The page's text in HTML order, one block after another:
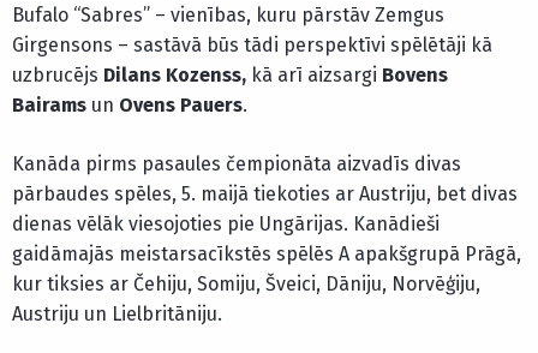
Bufalo “Sabres” – vienības, kuru pārstāv Zemgus
Girgensons – sastāvā būs tādi perspektīvi spēlētāji kā
uzbrucējs Dilans Kozenss, kā arī aizsargi Bovens
Bairams un Ovens Pauers.
Kanāda pirms pasaules čempionāta aizvadīs divas
pārbaudes spēles, 5. maijā tiekoties ar Austriju, bet divas
dienas vēlāk viesojoties pie Ungārijas. Kanādieši
gaidāmajās meistarsacīkstēs spēlēs A apakšgrupā Prāgā,
kur tiksies ar Čehiju, Somiju, Šveici, Dāniju, Norvēģiju,
Austriju un Lielbritāniju.